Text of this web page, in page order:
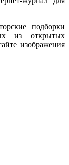
подборки
из открытых
изображения